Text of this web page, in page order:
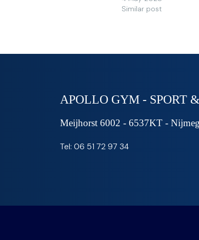
Similar post
APOLLO GYM - SPORT
Meijhorst 6002 - 6537KT -
Tel: 06 51 72 97 34‬